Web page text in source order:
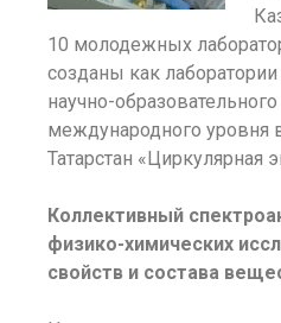
10 молодежных
созданы как
научно-
международного уровня
Татарстан «Циркулярная
Коллективный
физико-химических
свойств и состава